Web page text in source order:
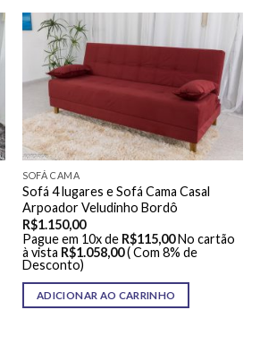
SOFÁ CAMA
Sofá 4 lugares e Sofá Cama Casal
Arpoador Veludinho Bordô
R$1.150,00
Pague em 10x de R$115,00No cartão
à vista R$1.058,00( Com 8% de
Desconto)
ADICIONAR AO CARRINHO